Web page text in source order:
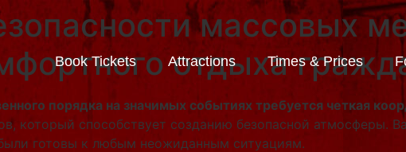
Book Tickets Attractions Times & Prices
массовых
отдыха
порядка на значимых событиях требуется четкая
который способствует созданию безопасной атмосферы.
готовы к любым неожиданным ситуациям.